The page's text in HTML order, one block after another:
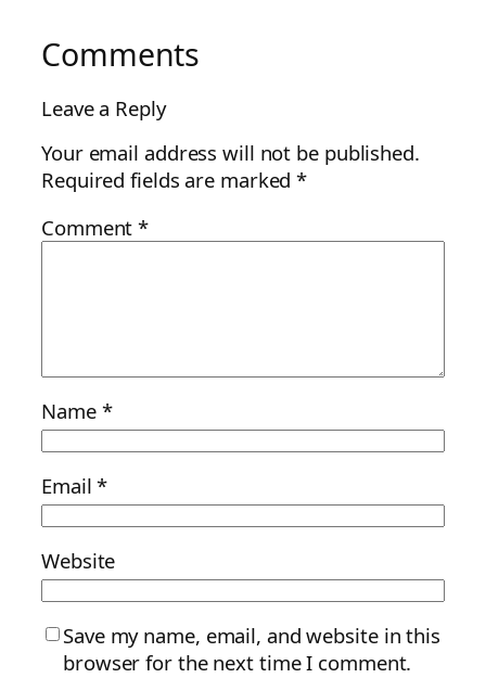
Comments
Leave a Reply
Your email address will not be published.
Required fields are marked*
Comment*
Name *
Email*
Website
Save my name, email, and website in this
browser for the next time I comment.